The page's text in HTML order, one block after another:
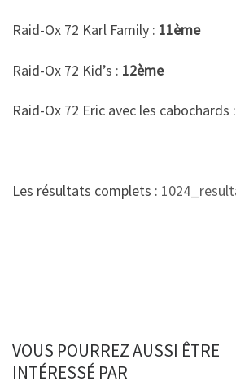
Raid-Ox 72 Karl Family : 11ème
Raid-Ox 72 Kid’s : 12ème
Raid-Ox 72 Eric avec les cabochards :
Les résultats complets :
VOUS POURREZ AUSSI ÊTRE
INTÉRESSÉ PAR